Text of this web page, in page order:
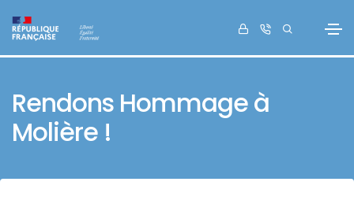
Rendons Hommage à
Molière !